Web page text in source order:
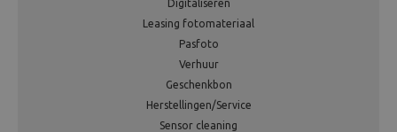
Digitaliseren
Leasing fotomateriaal
Pasfoto
Verhuur
Geschenkbon
Herstellingen/Service
Sensor cleaning